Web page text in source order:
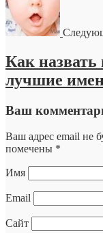
Как назвать
лучшие
Ваш
Ваш адрес email не
помечены *
Имя
Email
Сайт